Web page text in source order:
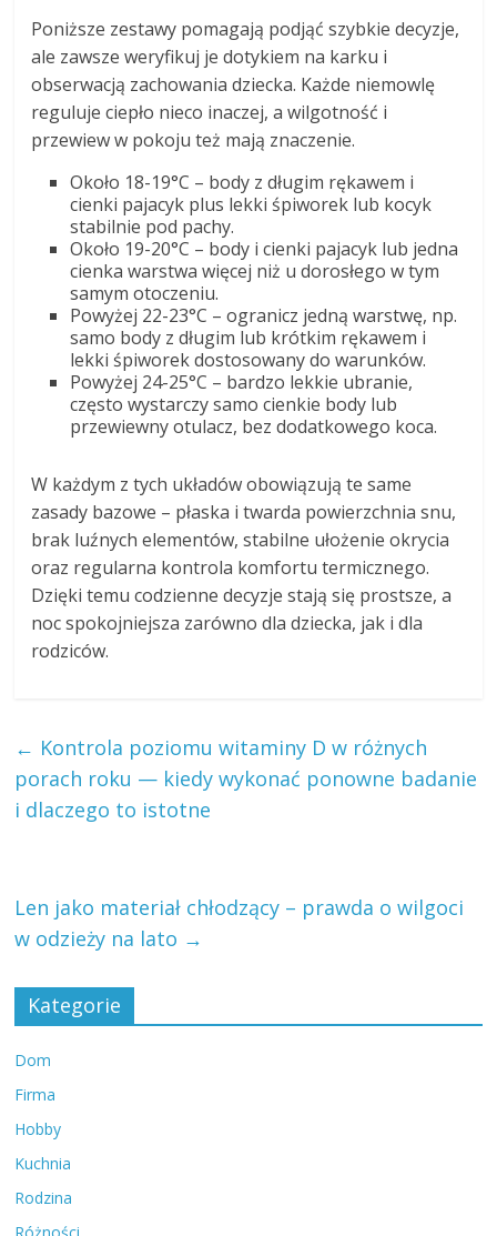
Poniższe zestawy pomagają podjąć szybkie decyzje,
ale zawsze weryfikuj je dotykiem na karku i
obserwacją zachowania dziecka. Każde niemowlę
reguluje ciepło nieco inaczej, a wilgotność i
przewiew w pokoju też mają znaczenie.
Około 18-19°C – body z długim rękawem i
cienki pajacyk plus lekki śpiworek lub kocyk
stabilnie pod pachy.
Około 19-20°C – body i cienki pajacyk lub jedna
cienka warstwa więcej niż u dorosłego w tym
samym otoczeniu.
Powyżej 22-23°C – ogranicz jedną warstwę, np.
samo body z długim lub krótkim rękawem i
lekki śpiworek dostosowany do warunków.
Powyżej 24-25°C – bardzo lekkie ubranie,
często wystarczy samo cienkie body lub
przewiewny otulacz, bez dodatkowego koca.
W każdym z tych układów obowiązują te same
zasady bazowe – płaska i twarda powierzchnia snu,
brak luźnych elementów, stabilne ułożenie okrycia
oraz regularna kontrola komfortu termicznego.
Dzięki temu codzienne decyzje stają się prostsze, a
noc spokojniejsza zarówno dla dziecka, jak i dla
rodziców.
← Kontrola poziomu witaminy D w różnych
porach roku — kiedy wykonać ponowne badanie
i dlaczego to istotne
Len jako materiał chłodzący – prawda o wilgoci
w odzieży na lato →
Kategorie
Dom
Firma
Hobby
Kuchnia
Rodzina